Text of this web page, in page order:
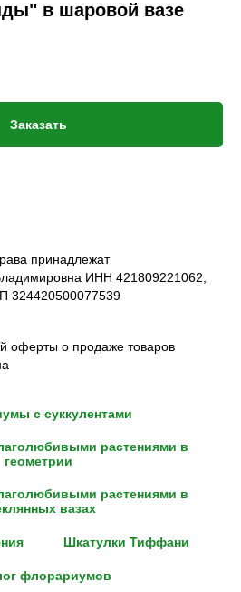
в шаровой вазе
Заказать
принадлежат
ИНН 421809221062,
324420500077539
оферты о продаже товаров
с суккулентами
растениями в
геометрии
растениями в
вазах
Шкатулки Тиффани
флорариумов